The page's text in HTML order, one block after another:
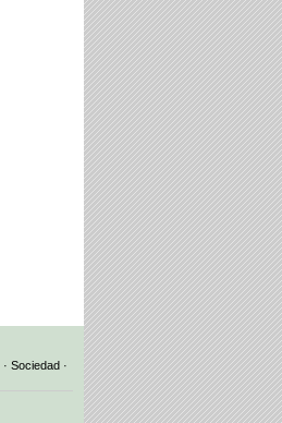
· Sociedad ·